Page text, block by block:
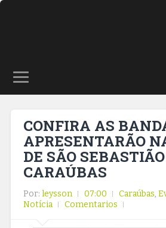
CONFIRA AS
APRESENTARÃO
DE SÃO
CARAÚBAS
Por: leysson 07:00 Caraúbas,
Notícia
Comentarios